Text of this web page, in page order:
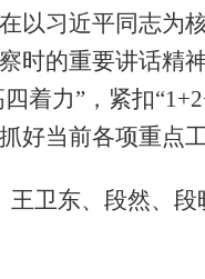
以习近平同志为
时的重要讲话精
着力”，紧扣
好当前各项重点
王卫东、段然、